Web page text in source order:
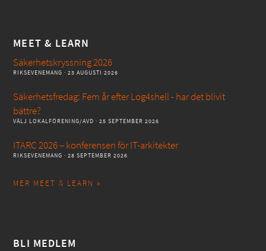
MEET & LEARN
Säkerhetskryssning 2026
RIKSEVENEMANG · 23 AUGUSTI 2026
Säkerhetsfredag: Fem år efter Log4shell - har det blivit
bättre?
VÄLJ LOKALFÖRENING/AVD · 25 SEPTEMBER 2026
ITARC 2026 – konferensen för IT-arkitekter
RIKSEVENEMANG · 28 SEPTEMBER 2026
MER MEET & LEARN »
BLI MEDLEM